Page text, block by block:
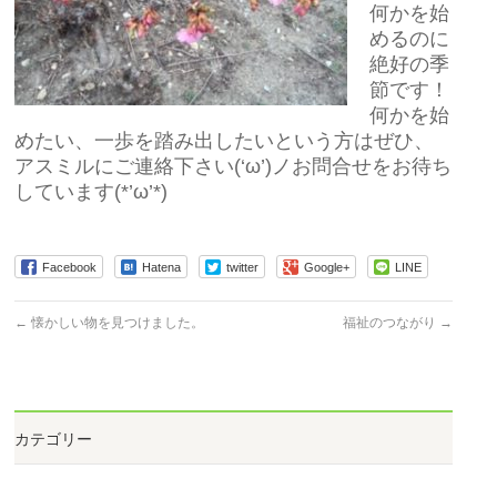
何かを始
めるのに
絶好の季
節です！
何かを始
めたい、一歩を踏み出したいという方はぜひ、
アスミルにご連絡下さい(‘ω’)ノお問合せをお待ち
しています(*’ω’*)
Facebook Hatena twitter Google+ LINE
← 懐かしい物を見つけました。 福祉のつながり →
カテゴリー